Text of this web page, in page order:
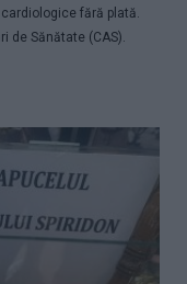
fără plată.
de Sănătate (CAS).